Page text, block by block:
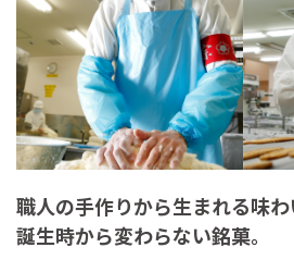
職人の手作りから生まれる味わ
誕生時から変わらない銘菓。